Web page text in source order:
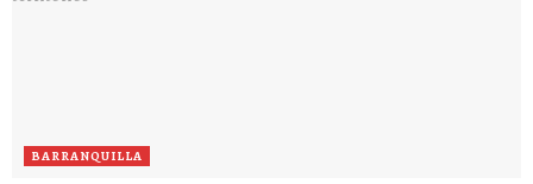
BARRANQUILLA